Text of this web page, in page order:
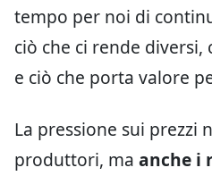
tempo per noi di
ciò che ci rende diversi,
e ciò che porta valore
La pressione sui prezzi
produttori, ma anche i